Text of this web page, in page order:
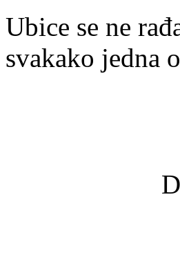
Ubice se ne
svakako jedna